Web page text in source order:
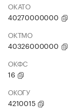
ОКАТО
40270000000
ОКТМО
40326000000
ОКФС
16
ОКОГУ
4210015